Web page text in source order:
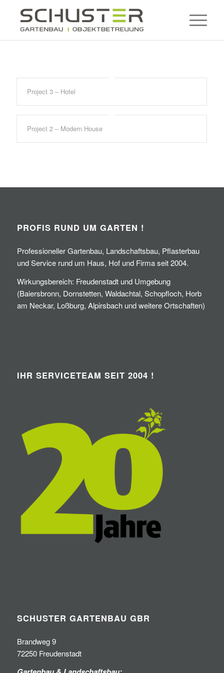
Project 3 – Hotel
Project 2 – Modern House
PROFIS RUND UM GARTEN !
Professioneller Gartenbau, Landschaftsbau, Pflasterbau
und Service rund um Haus, Hof und Firma seit 2004.
Wirkungsbereich: Freudenstadt und Umgebung
(Baiersbronn, Dornstetten, Waldachtal, Schopfloch, Horb
am Neckar, Loßburg, Alpirsbach und weitere Ortschaften)
IHR SERVICETEAM SEIT 2004 !
SCHUSTER GARTENBAU GBR
Brandweg 9
72250 Freudenstadt